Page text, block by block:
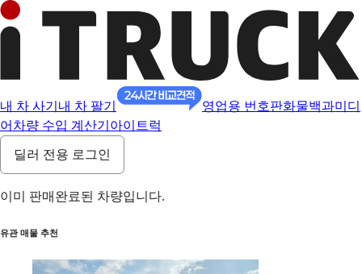
내 차 사기 내 차 팔기 영업용 번호판화물백과미디
어 차량 수입 계산기 아이트럭
딜러 전용 로그인
이미 판매완료된 차량입니다.
유관 매물 추천